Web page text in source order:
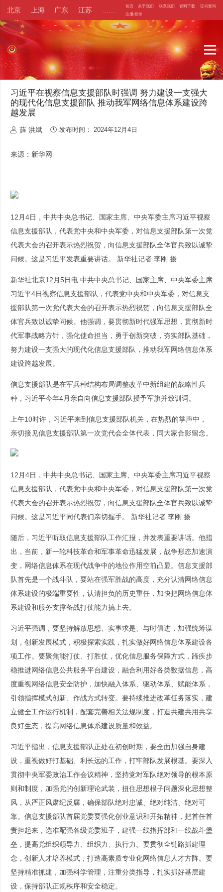
北京 上海 广东 江苏 首页 关于我们 联系我们 资料下载
证书查询
注册/登录
习近平在视察信息支援部队时强调 努力建设一支强大
的现代化信息支援部队 推动我军网络信息体系建设跨
越发展
薛 洪斌 发布时间：2024年12月4日
来源：新华网
12月4日，中共中央总书记、国家主席、中央军委主席习近平视察
信息支援部队，代表党中央和中央军委，对信息支援部队第一次党
代表大会的召开表示热烈祝贺，向信息支援部队全体官兵致以诚挚
问候。这是习近平发表重要讲话。 新华社记者 李刚 摄
新华社北京12月5日电 中共中央总书记、国家主席、中央军委主席
习近平4日视察信息支援部队，代表党中央和中央军委，对信息支
援部队第一次党代表大会的召开表示热烈祝贺，向信息支援部队全
体官兵致以诚挚问候。他强调，要贯彻新时代强军思想，贯彻新时
代军事战略方针，强化使命担当，勇于创新突破，夯实部队基础，
努力建设一支强大的现代化信息支援部队，推动我军网络信息体系
建设跨越发展。
信息支援部队是在军兵种结构布局调整改革中新组建的战略性兵
种，习近平今年4月亲自向信息支援部队授予军旗并致训词。
上午10时许，习近平来到信息支援部队机关，在热烈的掌声中，
亲切接见信息支援部队第一次党代会全体代表，同大家合影留念。
12月4日，中共中央总书记、国家主席、中央军委主席习近平视察
信息支援部队，代表党中央和中央军委，对信息支援部队第一次党
代表大会的召开表示热烈祝贺，向信息支援部队全体官兵致以诚挚
问候。这是习近平同代表们亲切握手。 新华社记者 李刚 摄
随后，习近平听取信息支援部队工作汇报，并发表重要讲话。他指
出，当前，新一轮科技革命和军事革命迅猛发展，战争形态加速演
变，网络信息体系在现代战争中的地位作用空前凸显。信息支援部
队首先是一个战斗队，要站在强军胜战的高度，充分认清网络信息
体系建设的极端重要性，认清担负的历史重任，加快把网络信息体
系建设和服务支撑备战打仗能力搞上去。
习近平强调，要坚持解放思想、实事求是、与时俱进，加强统筹谋
划，创新发展模式，积极探索实践，扎实做好网络信息体系建设各
项工作。要聚焦能打仗、打胜仗，优化信息服务保障方式，蹄疾步
稳推进网络信息公共服务平台建设，融合利用好各类数据信息，高
度重视网络信息安全防护，加快融入体系、驱动体系、赋能体系，
引领指挥模式创新、作战方式转变。要持续推进改革任务落实，建
立健全工作运行机制，配套完善相关法规制度，打造共建共用共享
良好生态，提高网络信息体系建设质量和效益。
习近平指出，信息支援部队正处在初创时期，要全面加强自身建
设，重视做好打基础、利长远的工作，打牢部队发展根基。要深入
贯彻中央军委政治工作会议精神，坚持党对军队绝对领导的根本原
则和制度，加强党的创新理论武装，扭住思想根子问题深化思想整
风，从严正风肃纪反腐，确保部队绝对忠诚、绝对纯洁、绝对可
靠。信息支援部队首届党委要强化创业意识和开拓精神，把首任首
责担起来，选准配强各级党委班子，建强一线指挥部和一线战斗堡
垒，提高党组织领导力、组织力、执行力。要贯彻全链路抓建理
念，创新人才培养模式，打造高素质专业化网络信息人才方阵。要
坚持精准抓建，加强科学管理，注重分类指导，扎实抓好基层建
设，保持部队正规秩序和安全稳定。